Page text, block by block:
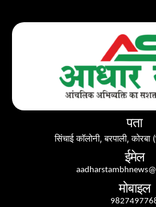
पता
सिंचाई कॉलोनी, बरपाली,
ईमेल
मोबाइल